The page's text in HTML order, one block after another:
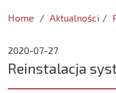
Home Aktualności
2020-07-27
Reinstalacja